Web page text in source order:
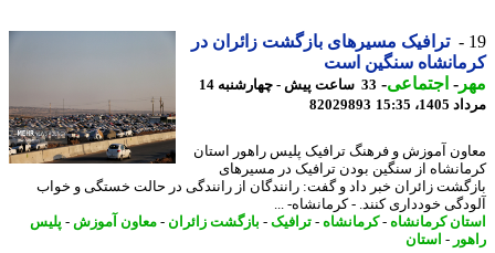
ترافیک مسیرهای بازگشت زائران در
سنگین است
-اجتماعی-
33 ساعت پیش - چهارشنبه 14
15:35
82029893
آموزش و فرهنگ ترافیک پلیس راهور استان
از سنگین بودن ترافیک در مسیرهای
زائران خبر داد و گفت: رانندگان از رانندگی در حالت خستگی و خواب
خودداری کنند. - کرمانشاه- ...
کرمانشاه-کرمانشاه-ترافیک -بازگشت زائران- معاون آموزش-پلیس
-استان